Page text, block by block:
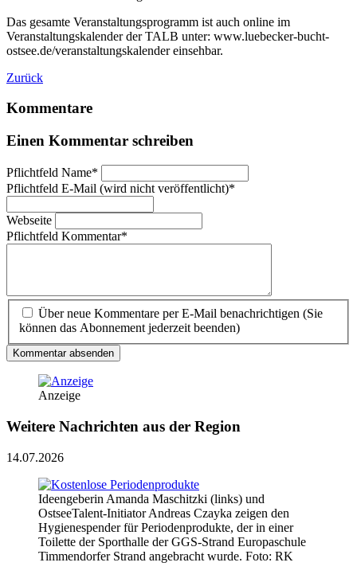
Das gesamte Veranstaltungsprogramm ist auch online im
Veranstaltungskalender der TALB unter: www.luebecker-bucht-
ostsee.de/veranstaltungskalender einsehbar.
Zurück
Kommentare
Einen Kommentar schreiben
Pflichtfeld Name*
Pflichtfeld E-Mail (wird nicht veröffentlicht)*
Webseite
Pflichtfeld Kommentar*
Über neue Kommentare per E-Mail benachrichtigen (Sie
können das Abonnement jederzeit beenden)
Kommentar absenden
Anzeige
Weitere Nachrichten aus der Region
14.07.2026
Ideengeberin Amanda Maschitzki (links) und
OstseeTalent-Initiator Andreas Czayka zeigen den
Hygienespender für Periodenprodukte, der in einer
Toilette der Sporthalle der GGS-Strand Europaschule
Timmendorfer Strand angebracht wurde. Foto: RK